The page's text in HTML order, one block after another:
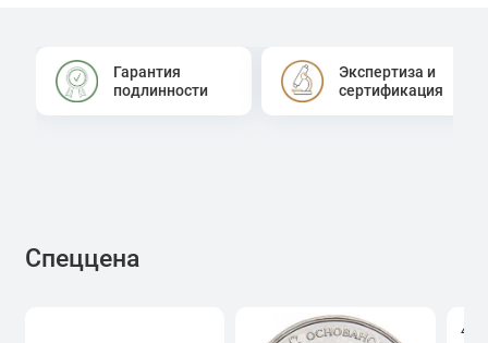
Гарантия
подлинности
Экспертиза и
сертификация
Спеццена
4.0